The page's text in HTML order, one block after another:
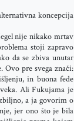
koncepcija
nije nikako mrtav
stoji zapravo
da se zbiva unutar
Ovo pre svega znači:
in buona fede
Ali Fukujama je
a ja govorim o
jer ono što je bila